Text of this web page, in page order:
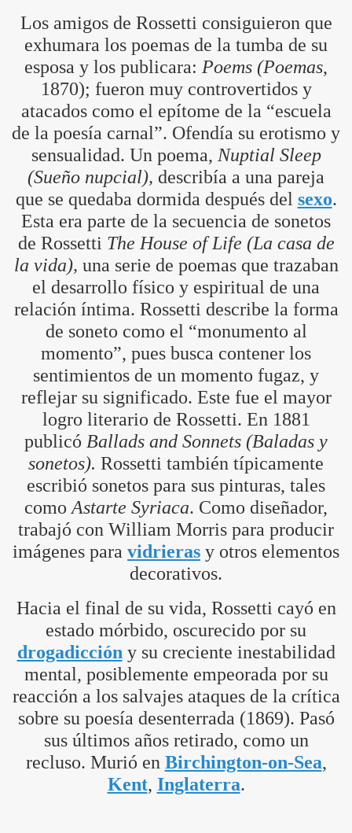
Los amigos de Rossetti consiguieron que
exhumara los poemas de la tumba de su
esposa y los publicara: Poems (Poemas,
1870); fueron muy controvertidos y
atacados como el epítome de la “escuela
de la poesía carnal”. Ofendía su erotismo y
sensualidad. Un poema, Nuptial Sleep
(Sueño nupcial), describía a una pareja
que se quedaba dormida después del sexo.
Esta era parte de la secuencia de sonetos
de Rossetti The House of Life (La casa de
la vida), una serie de poemas que trazaban
el desarrollo físico y espiritual de una
relación íntima. Rossetti describe la forma
de soneto como el “monumento al
momento”, pues busca contener los
sentimientos de un momento fugaz, y
reflejar su significado. Este fue el mayor
logro literario de Rossetti. En 1881
publicó Ballads and Sonnets (Baladas y
sonetos). Rossetti también típicamente
escribió sonetos para sus pinturas, tales
comoAstarte Syriaca. Como diseñador,
trabajó con William Morris para producir
imágenes para vidrieras y otros elementos
decorativos.
Hacia el final de su vida, Rossetti cayó en
estado mórbido, oscurecido por su
drogadiccióny su creciente inestabilidad
mental, posiblemente empeorada por su
reacción a los salvajes ataques de la crítica
sobre su poesía desenterrada (1869). Pasó
sus últimos años retirado, como un
recluso. Murió en Birchington-on-Sea,
Kent, Inglaterra.